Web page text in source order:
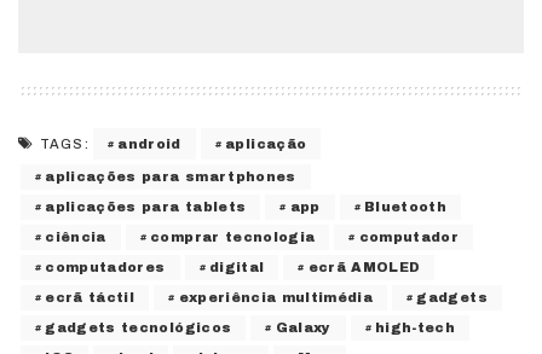
TAGS: android aplicação
aplicações para smartphones
aplicações para tablets app Bluetooth
ciência comprar tecnologia computador
computadores digital ecrã AMOLED
ecrã táctil experiência multimédia gadgets
gadgets tecnológicos Galaxy high-tech